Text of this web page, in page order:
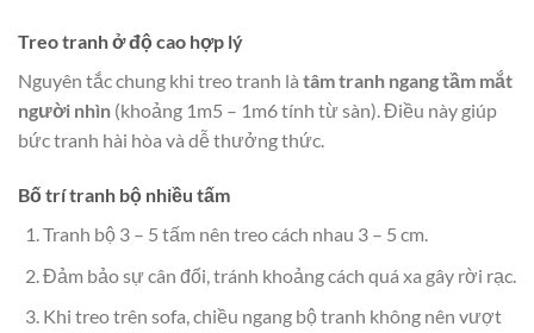
Treo tranh ở độ cao hợp lý
Nguyên tắc chung khi treo tranh là tâm tranh ngang tầm mắt
người nhìn (khoảng 1m5 – 1m6 tính từ sàn). Điều này giúp
bức tranh hài hòa và dễ thưởng thức.
Bố trí tranh bộ nhiều tấm
Tranh bộ 3 – 5 tấm nên treo cách nhau 3 – 5 cm.
Đảm bảo sự cân đối, tránh khoảng cách quá xa gây rời rạc.
Khi treo trên sofa, chiều ngang bộ tranh không nên vượt